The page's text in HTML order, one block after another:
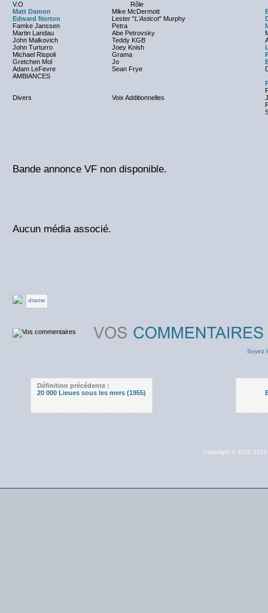
V.O
Rôle
Matt Damon
Mike McDermott
Edward Norton
Lester "L'Asticot" Murphy
Famke Janssen
Petra
Martin Landau
Abe Petrovsky
John Malkovich
Teddy KGB
John Turturro
Joey Knish
Michael Rispoli
Grama
Gretchen Mol
Jo
Adam LeFevre
Sean Frye
AMBIANCES
Divers Voix Additionnelles
Bande annonce VF non disponible.
Aucun média associé.
drame
Soyez
Définition précédente :
20 000 Lieues sous les mers (1955)
Copyright © 2011-